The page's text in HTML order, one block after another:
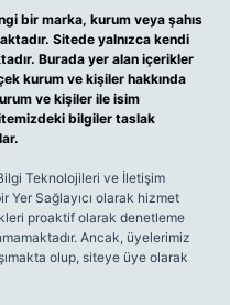
bir marka, kurum veya şahıs
Sitede yalnızca kendi
Burada yer alan içerikler
kurum ve kişiler hakkında
ve kişiler ile isim
bilgiler taslak
Teknolojileri ve İletişim
Yer Sağlayıcı olarak hizmet
proaktif olarak denetleme
Ancak, üyelerimiz
olup, siteye üye olarak